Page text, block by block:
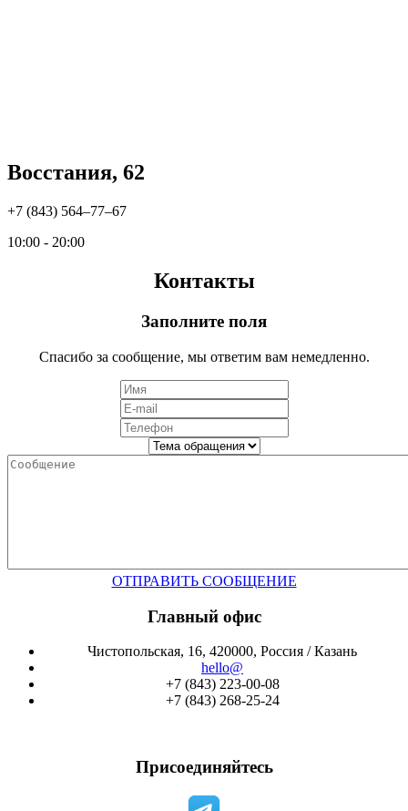
Восстания, 62
+7 (843) 564‒77‒67
10:00 - 20:00
Контакты
Заполните поля
Спасибо за сообщение, мы ответим вам немедленно.
ОТПРАВИТЬ СООБЩЕНИЕ
Главный офис
Чистопольская, 16, 420000, Россия / Казань
hello@
+7 (843) 223-00-08
+7 (843) 268-25-24
Присоединяйтесь